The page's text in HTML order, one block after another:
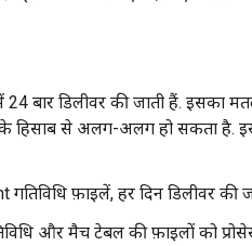
बार डिलीवर की जाती हैं. इसका
हिसाब से अलग-अलग हो सकता है.
फ़ाइलें, हर दिन डिलीवर की
और मैच टेबल की फ़ाइलों को